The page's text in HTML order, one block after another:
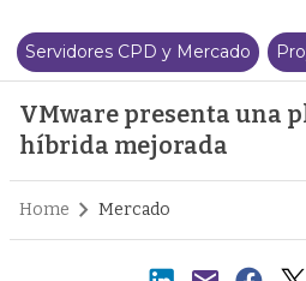
Servidores CPD y Mercado
VMware presenta una
híbrida mejorada
Home Mercado